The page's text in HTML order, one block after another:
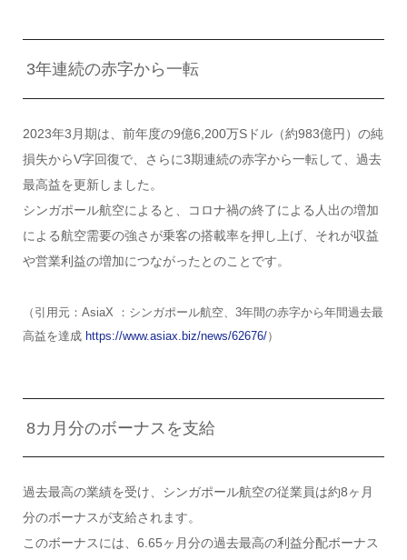
3年連続の赤字から一転
2023年3月期は、前年度の9億6,200万Sドル（約983億円）の純
損失からV字回復で、さらに3期連続の赤字から一転して、過去
最高益を更新しました。
シンガポール航空によると、コロナ禍の終了による人出の増加
による航空需要の強さが乗客の搭載率を押し上げ、それが収益
や営業利益の増加につながったとのことです。
（引用元：AsiaX ：シンガポール航空、3年間の赤字から年間過去最
高益を達成 https://www.asiax.biz/news/62676/）
8カ月分のボーナスを支給
過去最高の業績を受け、シンガポール航空の従業員は約8ヶ月
分のボーナスが支給されます。
このボーナスには、6.65ヶ月分の過去最高の利益分配ボーナス